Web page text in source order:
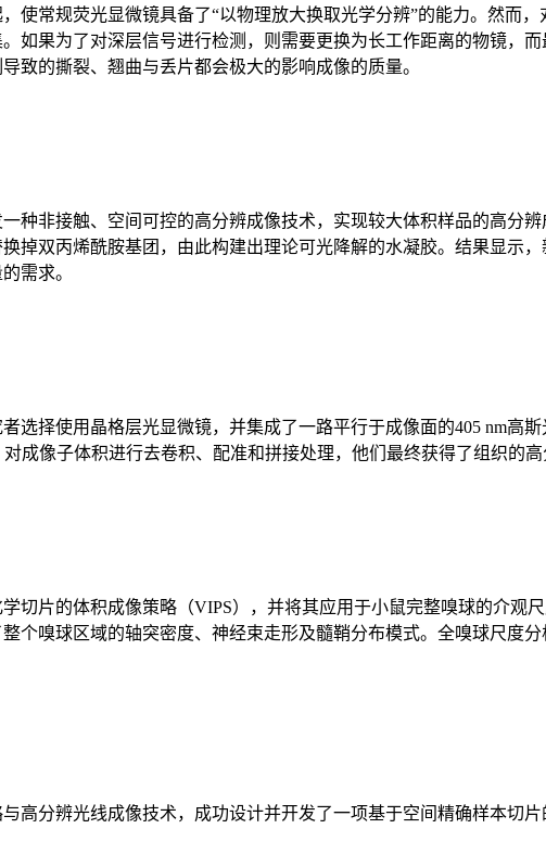
使常规荧光显微镜具备了“以物理放大换取光学分辨”的能力。然而
如果为了对深层信号进行检测，则需要更换为长工作距离的物镜，
致的撕裂、翘曲与丢片都会极大的影响成像的质量。
种非接触、空间可控的高分辨成像技术，实现较大体积样品的高分
掉双丙烯酰胺基团，由此构建出理论可光降解的水凝胶。结果显示
需求。
选择使用 晶格层光显微镜，并集成了一路平行于成像面的405 nm高
成像子体积进行去卷积、配准和拼接处理，他们最终获得了组织的高
切片的体积成像策略（VIPS），并将其应用于小鼠完整嗅球的介观
个嗅球区域的轴突密度、神经束走形及髓鞘分布模式。全嗅球尺度
高分辨光线成像技术，成功设计并开发了一项基于空间精确样本切